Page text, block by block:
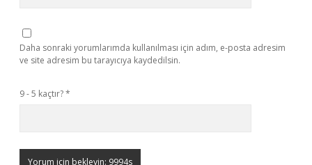
Daha sonraki yorumlarımda kullanılması için adım, e-posta adresim
ve site adresim bu tarayıcıya kaydedilsin.
9 - 5 kaçtır?*